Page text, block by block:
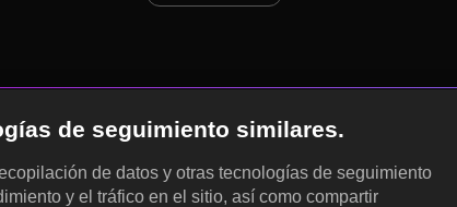
de seguimiento similares.
de datos y otras tecnologías de seguimiento
y el tráfico en el sitio, así como compartir